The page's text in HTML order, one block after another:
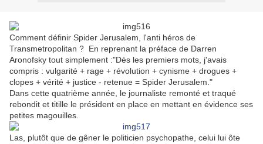
Comment définir Spider Jerusalem, l'anti héros de
Transmetropolitan ? En reprenant la préface de Darren
Aronofsky tout simplement :"Dès les premiers mots, j'avais
compris : vulgarité + rage + révolution + cynisme + drogues +
clopes + vérité + justice - retenue = Spider Jerusalem."
Dans cette quatrième année, le journaliste remonté et traqué
rebondit et titille le président en place en mettant en évidence ses
petites magouilles.
Las, plutôt que de gêner le politicien psychopathe, celui lui ôte